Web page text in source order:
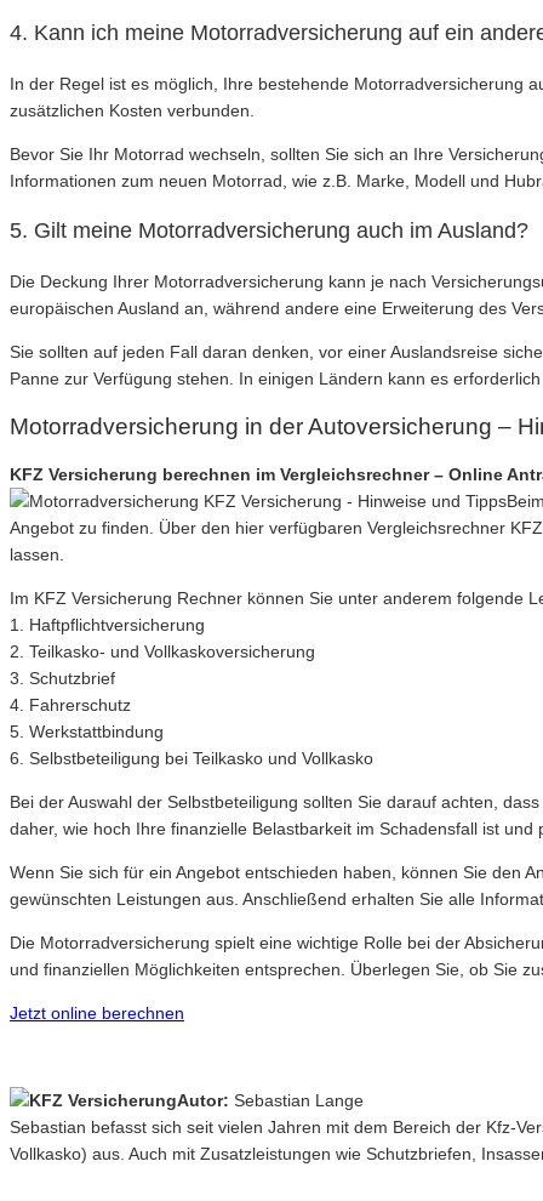
4. Kann ich meine Motorradversicherung auf ein
In der Regel ist es möglich, Ihre bestehende Motorradversicherung
zusätzlichen Kosten verbunden.
Bevor Sie Ihr Motorrad wechseln, sollten Sie sich an Ihre
Informationen zum neuen Motorrad, wie z.B. Marke, Modell und
5. Gilt meine Motorradversicherung auch im Ausland?
Die Deckung Ihrer Motorradversicherung kann je nach
europäischen Ausland an, während andere eine Erweiterung des
Sie sollten auf jeden Fall daran denken, vor einer Auslandsreise
Panne zur Verfügung stehen. In einigen Ländern kann es
Motorradversicherung in der Autoversicherung –
KFZ Versicherung berechnen im Vergleichsrechner – Online
Angebot zu finden. Über den hier verfügbaren Vergleichsrechner
lassen.
Im KFZ Versicherung Rechner können Sie unter anderem folgende
1. Haftpflichtversicherung
2. Teilkasko- und Vollkaskoversicherung
3. Schutzbrief
4. Fahrerschutz
5. Werkstattbindung
6. Selbstbeteiligung bei Teilkasko und Vollkasko
Bei der Auswahl der Selbstbeteiligung sollten Sie darauf achten,
daher, wie hoch Ihre finanzielle Belastbarkeit im Schadensfall ist
Wenn Sie sich für ein Angebot entschieden haben, können Sie den
gewünschten Leistungen aus. Anschließend erhalten Sie alle
Die Motorradversicherung spielt eine wichtige Rolle bei der
und finanziellen Möglichkeiten entsprechen. Überlegen Sie, ob Sie
Jetzt online berechnen
Autor: Sebastian Lange
Sebastian befasst sich seit vielen Jahren mit dem Bereich der Kfz-
Vollkasko) aus. Auch mit Zusatzleistungen wie Schutzbriefen,